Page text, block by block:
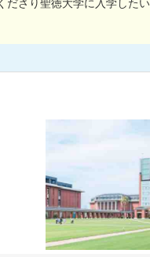
さり聖徳大学に入学した